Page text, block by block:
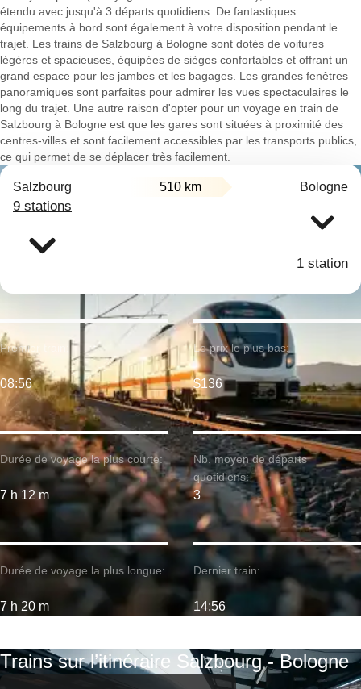
étendu avec jusqu'à 3 départs quotidiens. De fantastiques
équipements à bord sont également à votre disposition pendant le
trajet. Les trains de Salzbourg à Bologne sont dotés de voitures
légères et spacieuses, équipées de sièges confortables et offrant un
grand espace pour les jambes et les bagages. Les grandes fenêtres
panoramiques sont parfaites pour admirer les vues spectaculaires le
long du trajet. Une autre raison d'opter pour un voyage en train de
Salzbourg à Bologne est que les gares sont situées à proximité des
centres-villes et sont facilement accessibles par les transports publics,
ce qui permet de se déplacer très facilement.
Salzbourg 510 km Bologne
9 stations
1 station
Durée de voyage la plus courte:
7 h 12 m
Premier train:
08:56
Durée de voyage la plus longue:
7 h 20 m
Le prix le plus bas:
$136
Nb. moyen de départs
quotidiens:
3
Dernier train:
14:56
Trains sur l’itinéraire Salzbourg - Bologne